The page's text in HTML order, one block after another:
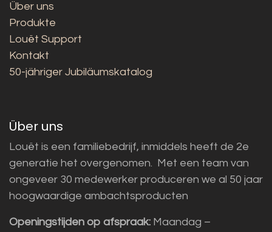
Über uns
Produkte
Louët Support
Kontakt
50-jähriger Jubiläumskatalog
Über uns
Louët is een familiebedrijf, inmiddels heeft de 2e
generatie het overgenomen. Met een team van
ongeveer 30 medewerker produceren we al 50 jaar
hoogwaardige ambachtsproducten
Openingstijden op afspraak: Maandag –